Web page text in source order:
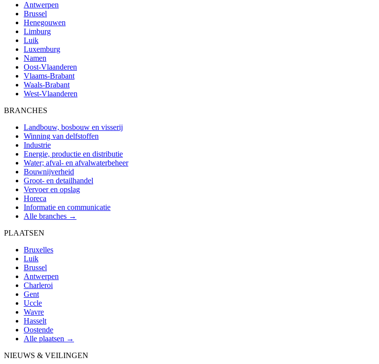
Antwerpen
Brussel
Henegouwen
Limburg
Luik
Luxemburg
Namen
Oost-Vlaanderen
Vlaams-Brabant
Waals-Brabant
West-Vlaanderen
BRANCHES
Landbouw, bosbouw en visserij
Winning van delfstoffen
Industrie
Energie, productie en distributie
Water; afval- en afvalwaterbeheer
Bouwnijverheid
Groot- en detailhandel
Vervoer en opslag
Horeca
Informatie en communicatie
Alle branches →
PLAATSEN
Bruxelles
Luik
Brussel
Antwerpen
Charleroi
Gent
Uccle
Wavre
Hasselt
Oostende
Alle plaatsen →
NIEUWS & VEILINGEN